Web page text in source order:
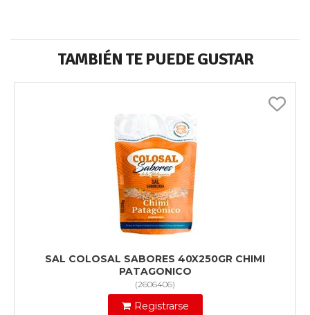
TAMBIÉN TE PUEDE GUSTAR
SAL COLOSAL SABORES 40X250GR CHIMI
PATAGONICO
(2606406)
Registrarse